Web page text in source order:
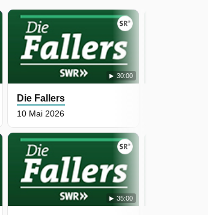
30:00
Die Fallers
10 Mai 2026
35:00